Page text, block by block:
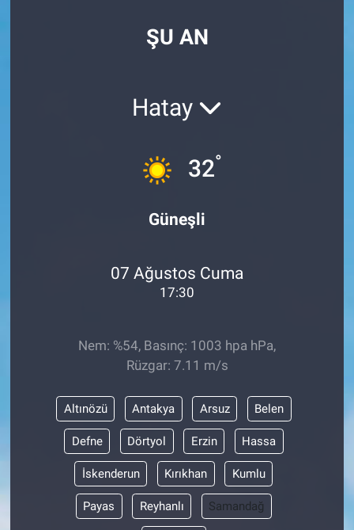
ŞU AN
Hatay
32°
Güneşli
07 Ağustos Cuma
17:30
Nem: %54, Basınç: 1003 hpa hPa,
Rüzgar: 7.11 m/s
Altınözü Antakya Arsuz Belen
Defne Dörtyol Erzin Hassa
İskenderun Kırıkhan Kumlu
Payas Reyhanlı Samandağ